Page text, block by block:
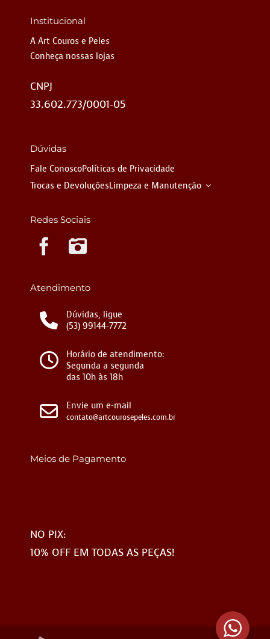
Institucional
A Art Couros e Peles
Conheça nossas lojas
CNPJ
33.602.773/0001-05
Dúvidas
Fale ConoscoPolíticas de Privacidade
Trocas e DevoluçõesLimpeza e Manutenção
Redes Sociais
Atendimento
Dúvidas, ligue
(53) 99144-7772
Horário de atendimento:
Segunda a segunda
das 10h às 18h
Envie um e-mail
contato@artcourosepeles.com.br
Meios de Pagamento
NO PIX:
10% OFF EM TODAS AS PEÇAS!